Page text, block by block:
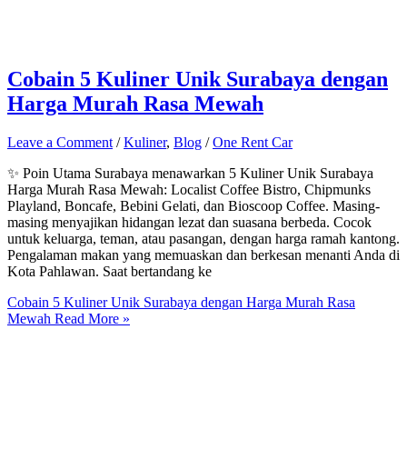
Cobain 5 Kuliner Unik Surabaya dengan
Harga Murah Rasa Mewah
Leave a Comment /Kuliner, Blog /One Rent Car
✨ Poin Utama Surabaya menawarkan 5 Kuliner Unik Surabaya
Harga Murah Rasa Mewah: Localist Coffee Bistro, Chipmunks
Playland, Boncafe, Bebini Gelati, dan Bioscoop Coffee. Masing-
masing menyajikan hidangan lezat dan suasana berbeda. Cocok
untuk keluarga, teman, atau pasangan, dengan harga ramah kantong.
Pengalaman makan yang memuaskan dan berkesan menanti Anda di
Kota Pahlawan. Saat bertandang ke
Cobain 5 Kuliner Unik Surabaya dengan Harga Murah Rasa
Mewah Read More »